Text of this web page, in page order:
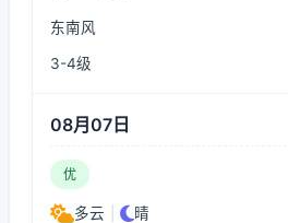
东南风
3-4级
08月07日
优
多云 晴